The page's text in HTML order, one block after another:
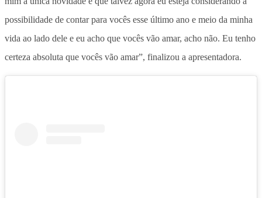
possibilidade de contar para vocês esse último ano e meio da minha
vida ao lado dele e eu acho que vocês vão amar, acho não. Eu tenho
certeza absoluta que vocês vão amar”, finalizou a apresentadora.